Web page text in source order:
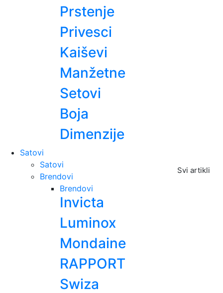
Prstenje
Privesci
Kaiševi
Manžetne
Setovi
Boja
Dimenzije
Satovi
Svi artikli
Satovi
Brendovi
Brendovi
Invicta
Luminox
Mondaine
RAPPORT
Swiza